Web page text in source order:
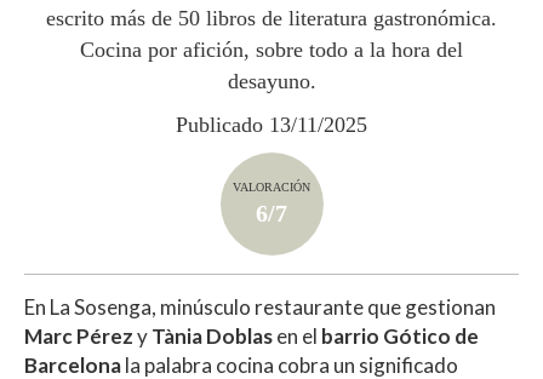
escrito más de 50 libros de literatura gastronómica.
Cocina por afición, sobre todo a la hora del
desayuno.
Publicado 13/11/2025
VALORACIÓN
6/7
En La Sosenga, minúsculo restaurante que gestionan
Marc PérezyTània Doblasen el barrio Gótico de
Barcelonala palabra cocina cobra un significado